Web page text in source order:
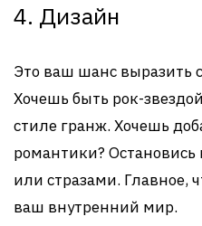
4. Дизайн
Это ваш шанс выразить
Хочешь быть рок-
стиле гранж. Хочешь
романтики?
или стразами. Главное,
ваш внутренний мир.